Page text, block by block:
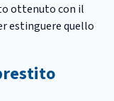
ottenuto con il
estinguere quello